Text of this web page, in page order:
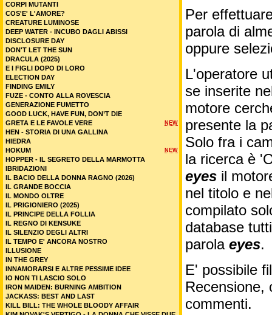
Per
parola di
oppure
L'operatore
se inserite
motore
presente la
Solo fra i
la ricerca è
eyes il
nel titolo e
compilato
database
parola eyes.
E' possibile
Recensione,
commenti.
CORPI MUTANTI
COS'E' L'AMORE?
CREATURE LUMINOSE
DEEP WATER - INCUBO DAGLI ABISSI
DISCLOSURE DAY
DON'T LET THE SUN
DRACULA (2025)
E I FIGLI DOPO DI LORO
ELECTION DAY
FINDING EMILY
FUZE - CONTO ALLA ROVESCIA
GENERAZIONE FUMETTO
GOOD LUCK, HAVE FUN, DON’T DIE
NEW
GRETA E LE FAVOLE VERE
HEN - STORIA DI UNA GALLINA
HIEDRA
NEW
HOKUM
HOPPER - IL SEGRETO DELLA MARMOTTA
IBRIDAZIONI
IL BACIO DELLA DONNA RAGNO (2026)
IL GRANDE BOCCIA
IL MONDO OLTRE
IL PRIGIONIERO (2025)
IL PRINCIPE DELLA FOLLIA
IL REGNO DI KENSUKE
IL SILENZIO DEGLI ALTRI
IL TEMPO E' ANCORA NOSTRO
ILLUSIONE
IN THE GREY
INNAMORARSI E ALTRE PESSIME IDEE
IO NON TI LASCIO SOLO
IRON MAIDEN: BURNING AMBITION
JACKASS: BEST AND LAST
KILL BILL: THE WHOLE BLOODY AFFAIR